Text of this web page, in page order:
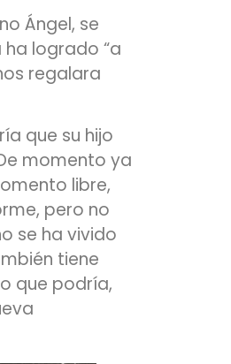
Ángel, se
logrado “a
regalara
que su hijo
momento ya
libre,
pero no
se ha vivido
tiene
que podría,